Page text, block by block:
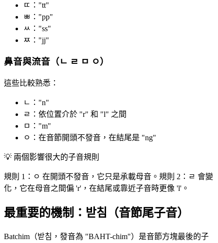
ㄸ："tt"
ㅃ："pp"
ㅆ："ss"
ㅉ："jj"
鼻音與流音（ㄴ ㄹ ㅁ ㅇ）
這些比較熟悉：
ㄴ："n"
ㄹ：依位置介於 "r" 和 "l" 之間
ㅁ："m"
ㅇ：在音節開頭不發音，在結尾是 "ng"
💡 兩個影響很大的子音規則
規則 1：ㅇ 在開頭不發音，它只是承載母音。規則 2：ㄹ 會變
化，它在母音之間偏 'r'，在結尾或靠近子音時更像 'l'。
最重要的機制：받침（音節尾子音）
Batchim（받침，發音為 "BAHT-chim"）是音節方塊最後的子